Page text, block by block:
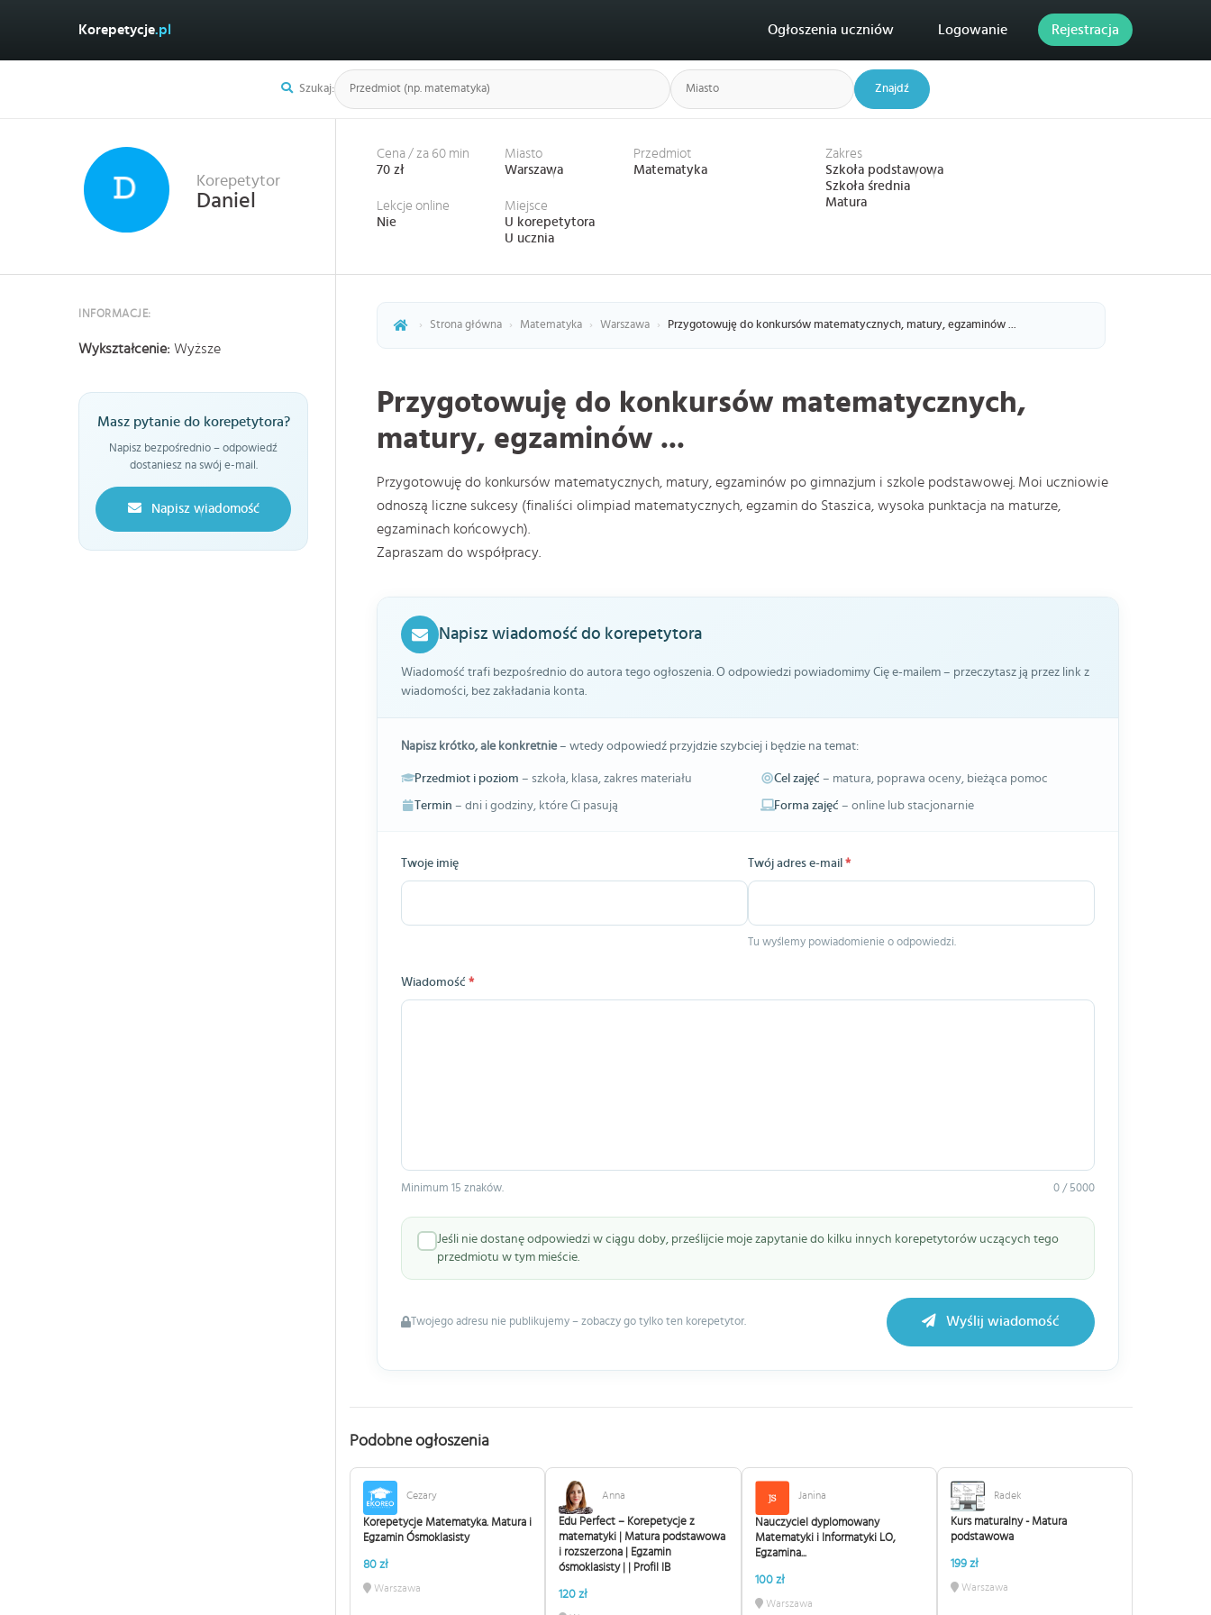
Korepetycje.pl Ogłoszenia uczniów Logowanie Rejestracja
Szukaj: Znajdź
Korepetytor
Daniel
INFORMACJE:
Wykształcenie: Wyższe
Masz pytanie do korepetytora?
Napisz bezpośrednio – odpowiedź
dostaniesz na swój e-mail.
Napisz wiadomość
Cena / za 60 min
70 zł
Lekcje online
Nie
Miasto
Warszawa
Miejsce
U korepetytora
U ucznia
Przedmiot
Matematyka
Zakres
Szkoła podstawowa
Szkoła średnia
Matura
› Strona główna › Matematyka › Warszawa › Przygotowuję do konkursów matematycznych, matury, egzaminów ...
Przygotowuję do konkursów matematycznych,
matury, egzaminów ...
Przygotowuję do konkursów matematycznych, matury, egzaminów po gimnazjum i szkole podstawowej. Moi uczniowie
odnoszą liczne sukcesy (finaliści olimpiad matematycznych, egzamin do Staszica, wysoka punktacja na maturze,
egzaminach końcowych).
Zapraszam do współpracy.
Napisz wiadomość do korepetytora
Wiadomość trafi bezpośrednio do autora tego ogłoszenia. O odpowiedzi powiadomimy Cię e-mailem – przeczytasz ją przez link z
wiadomości, bez zakładania konta.
Napisz krótko, ale konkretnie– wtedy odpowiedź przyjdzie szybciej i będzie na temat:
Przedmiot i poziom – szkoła, klasa, zakres materiału Cel zajęć – matura, poprawa oceny, bieżąca pomoc
Termin – dni i godziny, które Ci pasują Forma zajęć – online lub stacjonarnie
Twoje imię Twój adres e-mail *
Tu wyślemy powiadomienie o odpowiedzi.
Wiadomość *
Minimum 15 znaków. 0 / 5000
Jeśli nie dostanę odpowiedzi w ciągu doby, prześlijcie moje zapytanie do kilku innych korepetytorów uczących tego
przedmiotu w tym mieście.
Twojego adresu nie publikujemy – zobaczy go tylko ten korepetytor. Wyślij wiadomość
Podobne ogłoszenia
Cezary
Korepetycje Matematyka. Matura i
Egzamin Ósmoklasisty
80 zł
Warszawa
Anna
Edu Perfect – Korepetycje z
matematyki | Matura podstawowa
i rozszerzona | Egzamin
ósmoklasisty | | Profil IB
120 zł
Janina
Nauczyciel dyplomowany
Matematyki i Informatyki LO,
Egzamina...
100 zł
Warszawa
Radek
Kurs maturalny - Matura
podstawowa
199 zł
Warszawa